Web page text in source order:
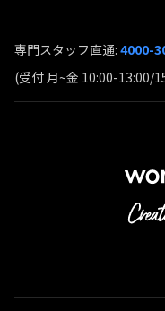
専門スタッフ直通: 4000-
(受付 月~金 10:00-13:00/